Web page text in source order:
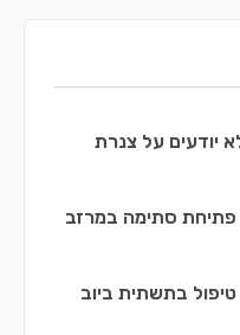
פתיחת סתימה במרזב
בתשתית ביוב